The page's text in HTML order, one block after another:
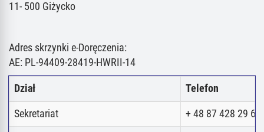
11- 500 Giżycko
Adres skrzynki e-Doręczenia:
AE: PL-94409-28419-HWRII-14
Dział Telefon
Sekretariat + 48 87 428 29 62